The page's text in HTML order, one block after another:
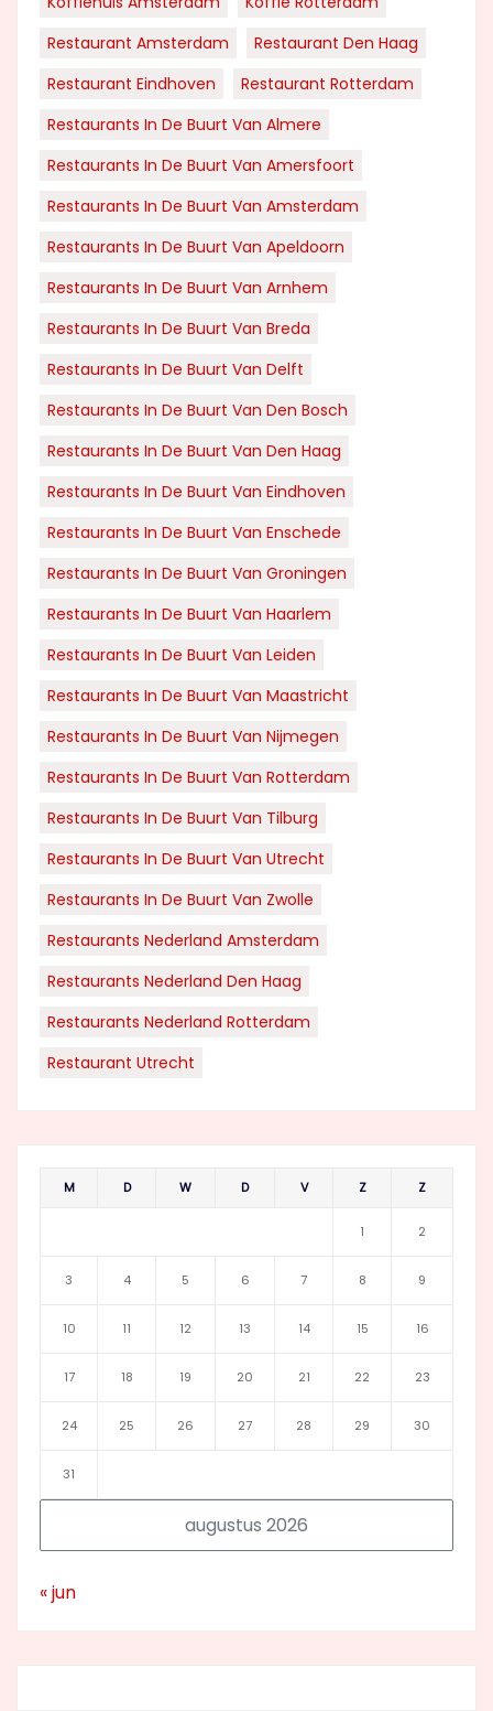
Restaurant Amsterdam
Restaurant Den Haag
Restaurant Eindhoven
Restaurant Rotterdam
Restaurants In De Buurt Van Almere
Restaurants In De Buurt Van Amersfoort
Restaurants In De Buurt Van Amsterdam
Restaurants In De Buurt Van Apeldoorn
Restaurants In De Buurt Van Arnhem
Restaurants In De Buurt Van Breda
Restaurants In De Buurt Van Delft
Restaurants In De Buurt Van Den Bosch
Restaurants In De Buurt Van Den Haag
Restaurants In De Buurt Van Eindhoven
Restaurants In De Buurt Van Enschede
Restaurants In De Buurt Van Groningen
Restaurants In De Buurt Van Haarlem
Restaurants In De Buurt Van Leiden
Restaurants In De Buurt Van Maastricht
Restaurants In De Buurt Van Nijmegen
Restaurants In De Buurt Van Rotterdam
Restaurants In De Buurt Van Tilburg
Restaurants In De Buurt Van Utrecht
Restaurants In De Buurt Van Zwolle
Restaurants Nederland Amsterdam
Restaurants Nederland Den Haag
Restaurants Nederland Rotterdam
Restaurant Utrecht
augustus 2026
M D W D V Z Z
1 2
3 4 5 6 7 8 9
10 11 12 13 14 15 16
17 18 19 20 21 22 23
24 25 26 27 28 29 30
31
« jun